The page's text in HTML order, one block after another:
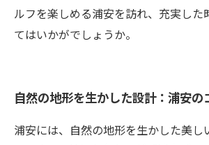
ルフを楽しめる浦安を訪れ、充実した
てはいかがでしょうか。
自然の地形を生かした設計：浦安の
浦安には、自然の地形を生かした美し